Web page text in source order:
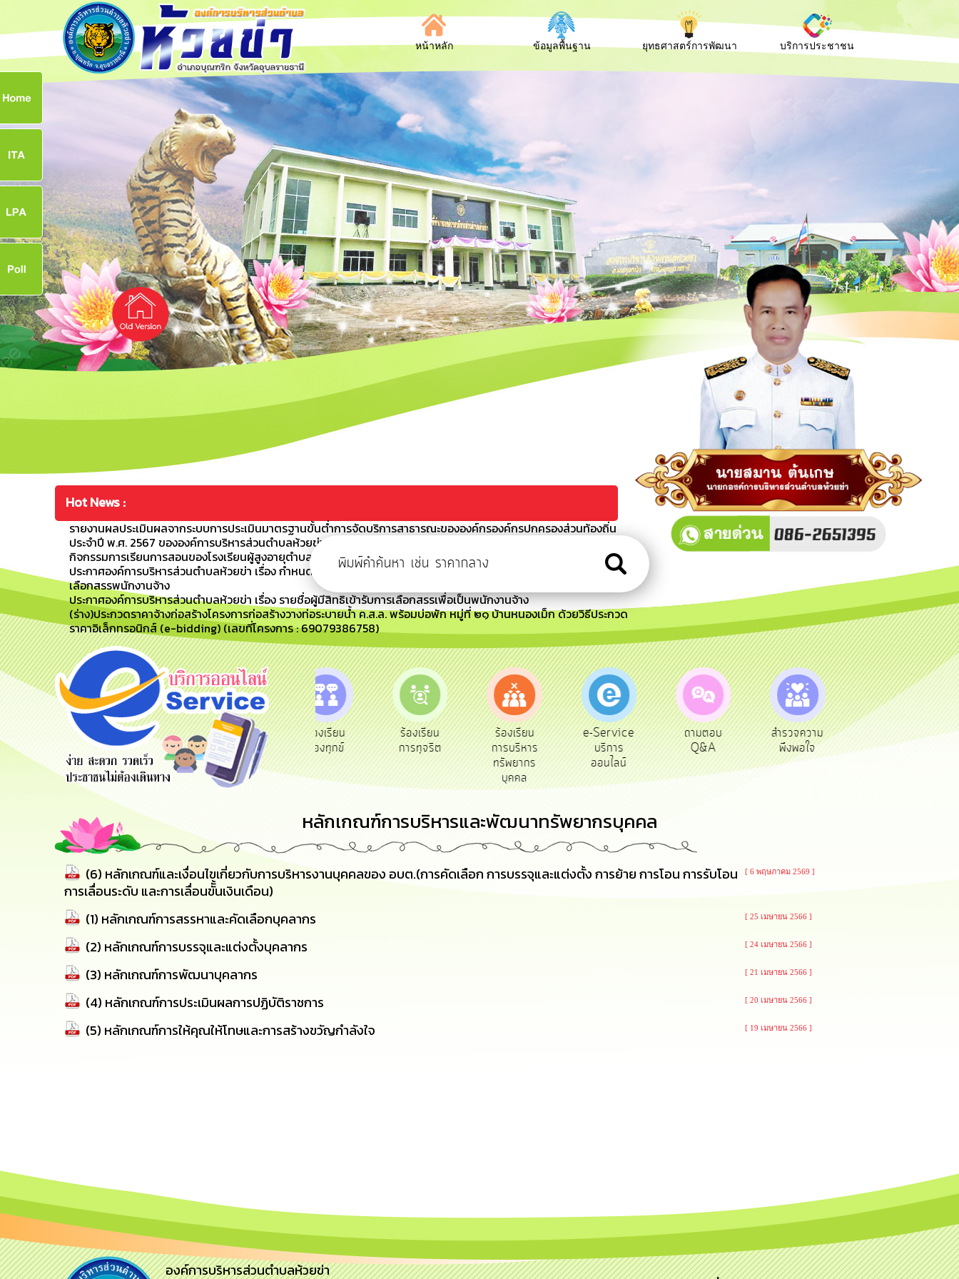
หน้าหลัก ข้อมูลพื้นฐาน ยุทธศาสตร์การพัฒนา บริการประชาชน
Hot News :
รายงานผลประเมินผลจากระบบการประเมินมาตรฐานขั้นต่ำการจัดบริการสาธารณะขององค์กรองค์กรปกครองส่วนท้องถิ่น
ประจำปี พ.ศ. 2567 ขององค์การบริหารส่วนตำบลห้วยข่า
กิจกรรมการเรียนการสอนของโรงเรียนผู้สูงอายุตำบลห้วยข่า รุ่นที่ 2 ประจำปี 2567
ประกาศองค์การบริหารส่วนตำบลห้วยข่า เรื่อง กำหนดวัน เวลา สถานที่สอบ และระเบียบเกี่ยวกับการดำเนินการสรรหาและ
เลือกสรรพนักงานจ้าง
ประกาศองค์การบริหารส่วนตำบลห้วยข่า เรื่อง รายชื่อผู้มีสิทธิเข้ารับการเลือกสรรเพื่อเป็นพนักงานจ้าง
(ร่าง)ประกวดราคาจ้างก่อสร้างโครงการก่อสร้างวางท่อระบายน้ำ ค.ส.ล. พร้อมบ่อพัก หมู่ที่ ๒๑ บ้านหนองเม็ก ด้วยวิธีประกวด
ราคาอิเล็กทรอนิกส์ (e-bidding) (เลขที่โครงการ : 69079386758)
สายด่วนผู้
บริหาร
รับฟังความ
คิดเห็น
ประชาชน
ร้องเรียน
ร้องทุกข์
ร้องเรียน
การทุจริต
ร้องเรียน
การบริหาร
e-Service
บริการ
ออนไลน์
ถามตอบ
Q&A
สำรวจความ
พึงพอใจ
ผู้รับเบีย
ยังชีพ
ประเมินภาษี
ท้องถิ่น
หลักเกณฑ์การบริหารและพัฒนาทรัพยากรบุคคล
(6) หลักเกณฑ์และเงื่อนไขเกี่ยวกับการบริหารงานบุคคลของ อบต.(การคัดเลือก การบรรจุและแต่งตั้ง การย้าย การโอน การรับโอน
การเลื่อนระดับ และการเลื่อนขัั้นเงินเดือน)
[ 6 พฤษภาคม 2569 ]
(1) หลักเกณฑ์การสรรหาและคัดเลือกบุคลากร [ 25 เมษายน 2566 ]
(2) หลักเกณฑ์การบรรจุและแต่งตั้งบุคลากร [ 24 เมษายน 2566 ]
(3) หลักเกณฑ์การพัฒนาบุคลากร [ 21 เมษายน 2566 ]
(4) หลักเกณฑ์การประเมินผลการปฏิบัติราชการ [ 20 เมษายน 2566 ]
(5) หลักเกณฑ์การให้คุณให้โทษและการสร้างขวัญกำลังใจ [ 19 เมษายน 2566 ]
องค์การบริหารส่วนตำบลห้วยข่า